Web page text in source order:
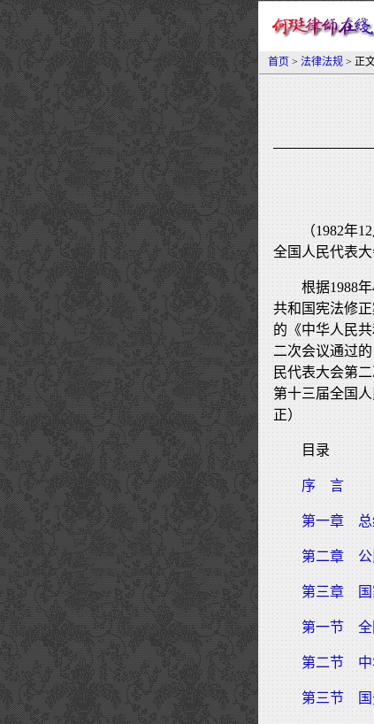
首页 > 法律法规> 正
（1982年
全国人民代表
根据1988
共和国宪法修
的《中华人民
二次会议通过
民代表大会第
第十三届全国
正）
目录
序 言
第一章 总
第二章 公
第三章 国
第一节 全
第二节 中
第三节 国